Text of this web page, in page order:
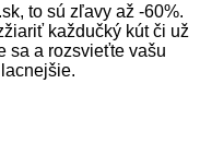
to sú zľavy až -60%.
každučký kút či už
sa a rozsvieťte vašu